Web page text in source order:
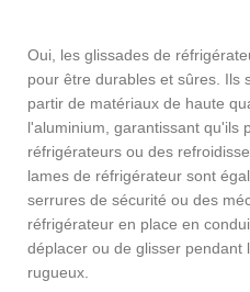
Oui, les glissades de
pour être durables et sûres. Ils
partir de matériaux de haute
l'aluminium, garantissant qu'ils
réfrigérateurs ou des
lames de réfrigérateur sont
serrures de sécurité ou des
réfrigérateur en place en
déplacer ou de glisser pendant
rugueux.